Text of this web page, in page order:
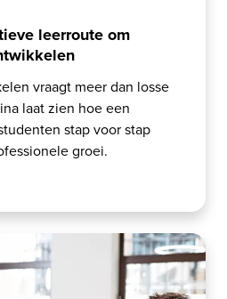
leerroute om
vraagt meer dan losse
laat zien hoe een
stap voor stap
groei.